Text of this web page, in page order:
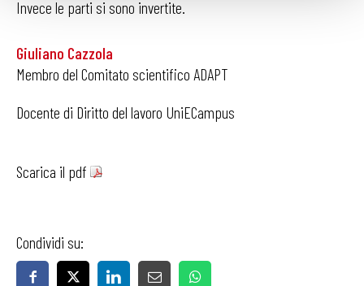
Invece le parti si sono invertite.
Giuliano Cazzola
Membro del Comitato scientifico ADAPT
Docente di Diritto del lavoro UniECampus
Scarica il pdf
Condividi su: